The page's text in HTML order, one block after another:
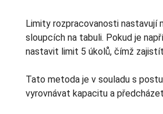
Limity rozpracovanosti nastavují
sloupcích na tabuli. Pokud je
nastavit limit 5 úkolů, čímž
Tato metoda je v souladu s
vyrovnávat kapacitu a